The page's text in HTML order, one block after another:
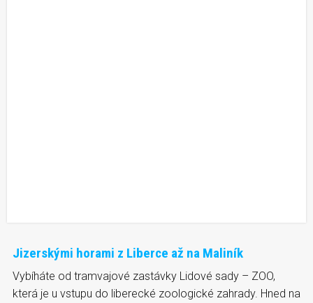
Jizerskými horami z Liberce až na Maliník
Vybíháte od tramvajové zastávky Lidové sady – ZOO,
která je u vstupu do liberecké zoologické zahrady. Hned na